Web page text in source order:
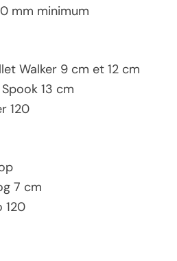
mm minimum
Walker 9 cm et 12 cm
13 cm
120
7 cm
120